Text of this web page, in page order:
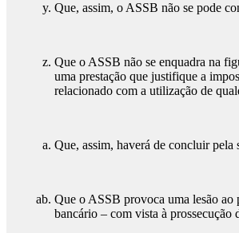
Que, assim, o ASSB não se pode
Que o ASSB não se enquadra na
uma prestação que justifique a
relacionado com a utilização de
Que, assim, haverá de concluir pela
Que o ASSB provoca uma lesão
bancário – com vista à prossecução